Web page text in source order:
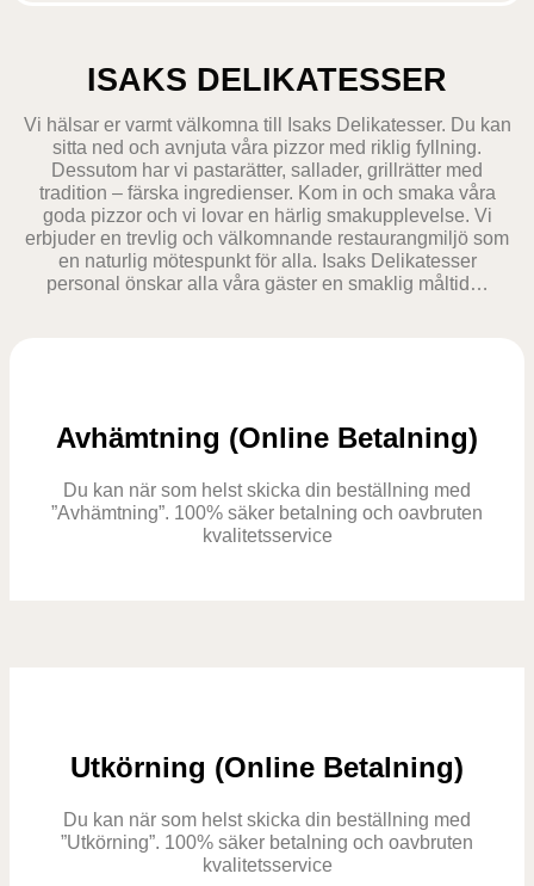
ISAKS DELIKATESSER
Vi hälsar er varmt välkomna till Isaks Delikatesser. Du kan
sitta ned och avnjuta våra pizzor med riklig fyllning.
Dessutom har vi pastarätter, sallader, grillrätter med
tradition – färska ingredienser. Kom in och smaka våra
goda pizzor och vi lovar en härlig smakupplevelse. Vi
erbjuder en trevlig och välkomnande restaurangmiljö som
en naturlig mötespunkt för alla. Isaks Delikatesser
personal önskar alla våra gäster en smaklig måltid…
Avhämtning (Online Betalning)
Du kan när som helst skicka din beställning med
”Avhämtning”. 100% säker betalning och oavbruten
kvalitetsservice
Utkörning (Online Betalning)
Du kan när som helst skicka din beställning med
”Utkörning”. 100% säker betalning och oavbruten
kvalitetsservice